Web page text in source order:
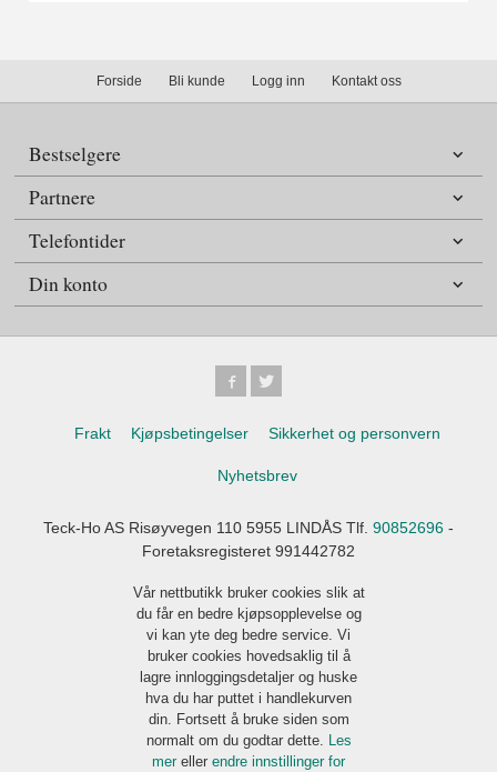
Forside Bli kunde Logg inn Kontakt oss
Bestselgere
Partnere
Telefontider
Din konto
Frakt Kjøpsbetingelser Sikkerhet og personvern
Nyhetsbrev
Teck-Ho AS Risøyvegen 110 5955 LINDÅS Tlf. 90852696 -
Foretaksregisteret 991442782
Vår nettbutikk bruker cookies slik at
du får en bedre kjøpsopplevelse og
vi kan yte deg bedre service. Vi
bruker cookies hovedsaklig til å
lagre innloggingsdetaljer og huske
hva du har puttet i handlekurven
din. Fortsett å bruke siden som
normalt om du godtar dette. Les
mer eller endre innstillinger for